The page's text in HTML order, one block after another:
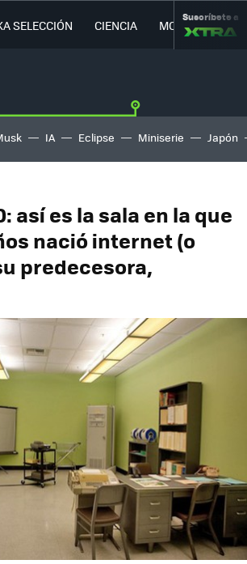
SELECCIÓN CIENCIA MOVILIDAD
Suscríbete a
IA Eclipse Miniserie Japón
así es la sala en la que
nació internet (o
predecesora,